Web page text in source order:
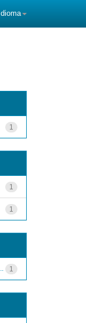
Idioma
1
1
1
1